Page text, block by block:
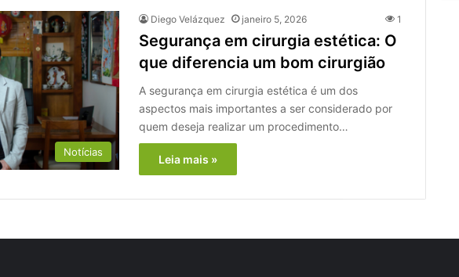
Notícias
Diego Velázquez janeiro 5, 2026 1
Segurança em cirurgia estética: O
que diferencia um bom cirurgião
A segurança em cirurgia estética é um dos
aspectos mais importantes a ser considerado por
quem deseja realizar um procedimento…
Leia mais »